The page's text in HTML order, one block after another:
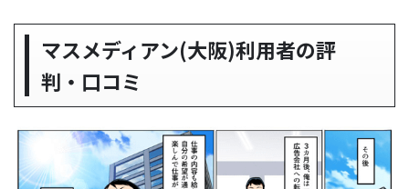
マスメディアン(大阪)利用者の評
判・口コミ